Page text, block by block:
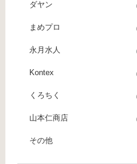
ダヤン
まめプロ
永月水人
Kontex
くろちく
山本仁商店
その他